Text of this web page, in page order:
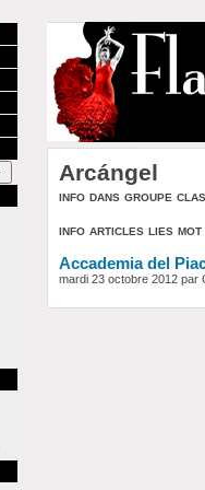
Arcángel
info dans groupe
info articles lies mot
Accademia del
mardi 23 octobre 2012 par